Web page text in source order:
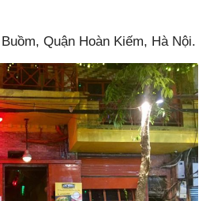
Quận Hoàn Kiếm, Hà Nội.